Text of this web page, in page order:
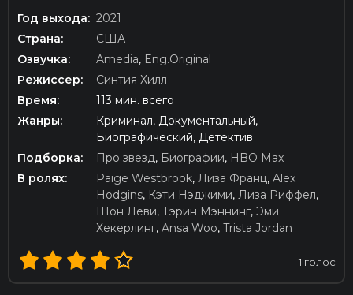
Год выхода: 2021
Страна:
США
Озвучка:
Amedia, Eng.Original
Режиссер:
Синтия Хилл
Время:
113 мин. всего
Жанры:
Криминал, Документальный,
Биографический, Детектив
Подборка:
Про звезд, Биографии, HBO Max
В ролях:
Paige Westbrook, Лиза Франц, Alex
Hodgins, Кэти Нэджими, Лиза Риффел,
Шон Леви, Тэрин Мэннинг, Эми
Хекерлинг, Ansa Woo, Trista Jordan
1 голос